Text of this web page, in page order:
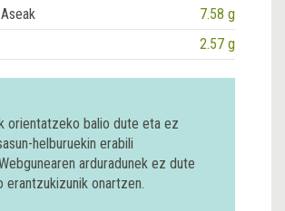
7.58 g
2.57 g
orientatzeko balio dute eta ez
helburuekin erabili
arduradunek ez dute
erantzukizunik onartzen.